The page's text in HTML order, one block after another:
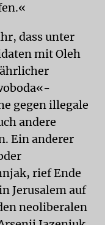
dass unter
mit Oleh
gegen illegale
andere
Ein anderer
rief Ende
Jerusalem auf
neoliberalen